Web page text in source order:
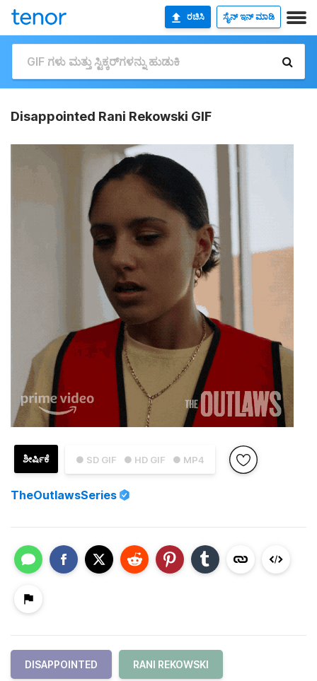
ರಚಿಸಿ ಸೈನ್ ಇನ್ ಮಾಡಿ
Disappointed Rani Rekowski GIF
● SD GIF ● HD GIF ● MP4
ಶೀರ್ಷಿಕೆ
TheOutlawsSeries
DISAPPOINTED RANI REKOWSKI